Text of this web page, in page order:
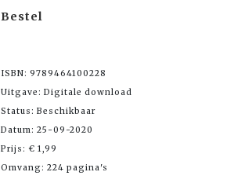
Bestel
ISBN: 9789464100228
Uitgave: Digitale download
Status: Beschikbaar
Datum: 25-09-2020
Prijs: € 1,99
Omvang: 224 pagina's